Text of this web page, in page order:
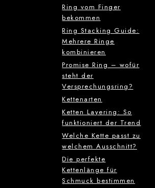
Ring vom Finger
bekommen
Ring Stacking Guide:
Mehrere Ringe
kombinieren
Promise Ring – wofür
steht der
Versprechungsring?
Kettenarten
Ketten Layering: So
funktioniert der Trend
Welche Kette passt zu
welchem Ausschnitt?
Die perfekte
Kettenlänge für
Schmuck bestimmen